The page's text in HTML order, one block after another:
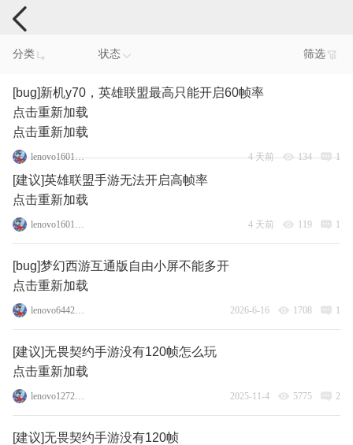
手机反馈
分类 状态 筛选
[bug]新机y70，英雄联盟最高只能开启60帧率
点击重新加载
点击重新加载
lenovo160156290 4 天前 134 1
[建议]英雄联盟手游无法开启高帧率
点击重新加载
lenovo160156290 4 天前 119 1
[bug]梦幻西游互通版自由小屏不能多开
点击重新加载
lenovo64421687 2026-6-16 1708 1
[建议]无畏契约手游没有120帧怎么玩
点击重新加载
lenovo127235067 2025-11-4 5775 2
[建议]无畏契约手游没有120帧